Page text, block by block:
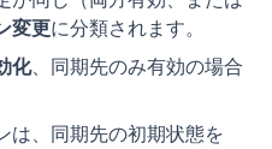
変更に分類されます。
化、同期先のみ有効の場合
は、同期先の初期状態を